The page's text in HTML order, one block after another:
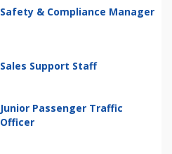
Safety & Compliance Manager
Sales Support Staff
Junior Passenger Traffic
Officer